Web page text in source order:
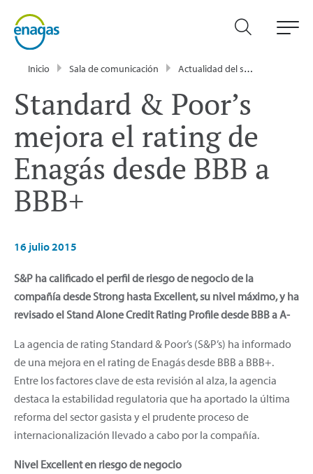
Inicio Sala de comunicación Actualidad del sector energético - Enagás
Standard & Poor’s
mejora el rating de
Enagás desde BBB a
BBB+
16 julio 2015
S&P ha calificado el perfil de riesgo de negocio de la
compañía desde Strong hasta Excellent, su nivel máximo, y ha
revisado el Stand Alone Credit Rating Profile desde BBB a A-
La agencia de rating Standard & Poor’s (S&P’s) ha informado
de una mejora en el rating de Enagás desde BBB a BBB+.
Entre los factores clave de esta revisión al alza, la agencia
destaca la estabilidad regulatoria que ha aportado la última
reforma del sector gasista y el prudente proceso de
internacionalización llevado a cabo por la compañía.
Nivel Excellent en riesgo de negocio